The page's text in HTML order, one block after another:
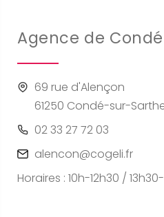
Agence de
69 rue d'Alençon
61250 Condé-sur-
02 33 27 72 03
alencon@cogeli.fr
Horaires : 10h-12h30 /